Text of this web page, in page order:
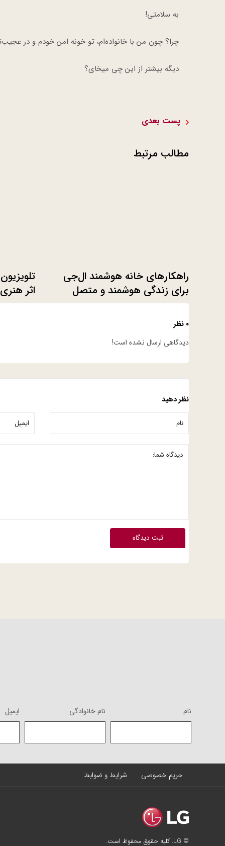
به سلامتی!
چرا؟ چون من با خانواده‌ام، تو خونه امن خودم و در
دیگه بیشتر از این چی میخای؟
پست بعدی
مطالب مرتبط
اثر
راهکارهای خانه هوشمند ال‌جی
برای زندگی هوشمند و متصل
۰ نظر
دیدگاهی ارسال نشده است!
نظر دهید
ثبت دیدگاه
نام نام خانوادگی ایمیل
حریم خصوصی شرایط و ضوابط
© LG. کلیه حقوق محفوظ است.